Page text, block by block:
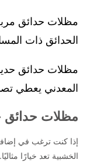
مظلات حدائق
الحدائق ذات
مظلات حدائق
المعدني يعطي
مظلات حدائق
إذا كنت ترغب في
الخشبية تعد خيارًا